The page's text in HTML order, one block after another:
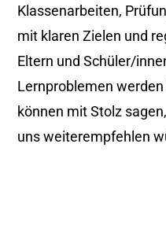
Klassenarbeiten,
mit klaren Zielen und
Eltern und Schüler/
Lernproblemen
können mit Stolz
uns weiterempfehlen